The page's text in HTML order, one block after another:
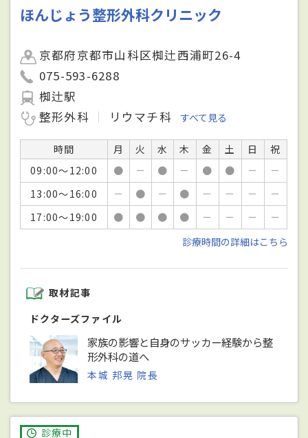
ほんじょう整形外科クリニック
京都府京都市山科区椥辻西浦町26-4
075-593-6288
椥辻駅
整形外科
リウマチ科 すべて見る
時間 月 火 水 木 金 土 日
祝
09:00～12:00
● － ● － ● ● －
－
13:00～16:00
－ ● － ● － － －
－
17:00～19:00
● ● ● ● － － －
－
診療時間の詳細はこちら
取材記事
ドクターズファイル
家族の影響と自身のサッカー経験から整
形外科の道へ
本城 邦晃 院長
診療中